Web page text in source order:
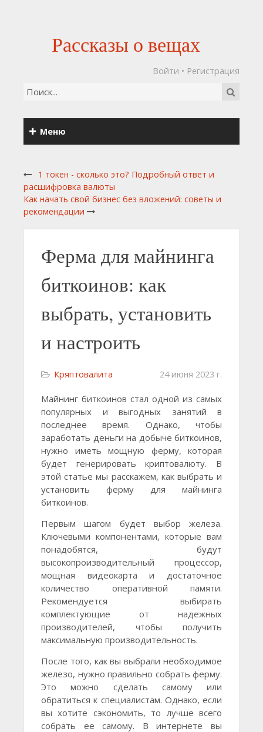
Рассказы о вещах
Войти • Регистрация
Меню
1 токен - сколько это? Подробный ответ и
расшифровка валюты
Как начать свой бизнес без вложений: советы и
рекомендации
Ферма для майнинга
биткоинов: как
выбрать, установить
и настроить
Кряптовалита 24 июня 2023 г.
Майнинг биткоинов стал одной из самых
популярных и выгодных занятий в
последнее время. Однако, чтобы
заработать деньги на добыче биткоинов,
нужно иметь мощную ферму, которая
будет генерировать криптовалюту. В
этой статье мы расскажем, как выбрать и
установить ферму для майнинга
биткоинов.
Первым шагом будет выбор железа.
Ключевыми компонентами, которые вам
понадобятся, будут
высокопроизводительный процессор,
мощная видеокарта и достаточное
количество оперативной памяти.
Рекомендуется выбирать
комплектующие от надежных
производителей, чтобы получить
максимальную производительность.
После того, как вы выбрали необходимое
железо, нужно правильно собрать ферму.
Это можно сделать самому или
обратиться к специалистам. Однако, если
вы хотите сэкономить, то лучше всего
собрать ее самому. В интернете вы